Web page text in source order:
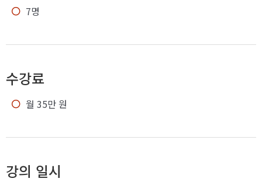
7명
수강료
월 35만 원
강의 일시